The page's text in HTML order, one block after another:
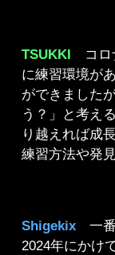
TSUKKI コロ
に練習環境が
ができました
う？」と考え
り越えれば成
練習方法や発
Shigekix 一番
2024年にかけ